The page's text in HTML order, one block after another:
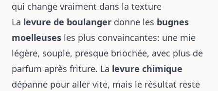
qui change vraiment dans la texture
La levure de boulanger donne les bugnes
moelleuses les plus convaincantes: une mie
légère, souple, presque briochée, avec plus de
parfum après friture. La levure chimique
dépanne pour aller vite, mais le résultat reste